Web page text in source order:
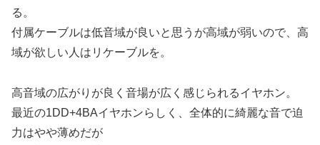
る。
付属ケーブルは低音域が良いと思うが高域が弱いので、高
域が欲しい人はリケーブルを。
高音域の広がりが良く音場が広く感じられるイヤホン。
最近の1DD+4BAイヤホンらしく、全体的に綺麗な音で迫
力はやや薄めだが